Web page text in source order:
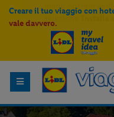
Creare il tuo viaggio con
vale davvero.
Home,